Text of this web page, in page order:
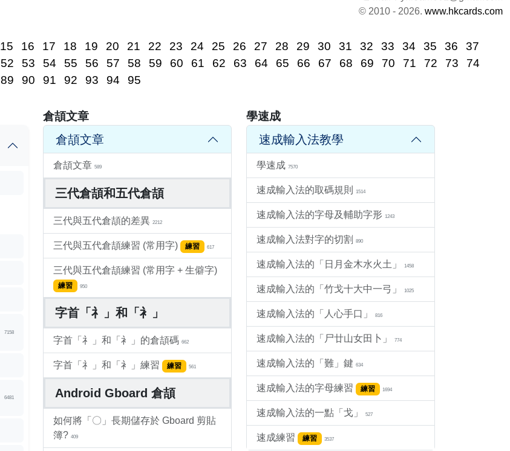
© 2010 - 2026. www.hkcards.com
15 16 17 18 19 20 21 22 23 24 25 26 27 28 29 30 31 32 33 34 35 36
37
52 53 54 55 56 57 58 59 60 61 62 63 64 65 66 67 68 69 70 71 72 73
74
89 90 91 92 93 94 95
7158
6481
倉頡文章
倉頡文章
倉頡文章 589
三代倉頡和五代倉頡
三代與五代倉頡的差異 2212
三代與五代倉頡練習 (常用字) 練習 617
三代與五代倉頡練習 (常用字 + 生僻字)
練習 950
字首「礻」和「衤」
字首「礻」和「衤」的倉頡碼 662
字首「礻」和「衤」練習 練習 561
Android Gboard 倉頡
如何將「〇」長期儲存於 Gboard 剪貼
簿? 409
學速成
速成輸入法教學
學速成 7570
速成輸入法的取碼規則 1514
速成輸入法的字母及輔助字形 1243
速成輸入法對字的切割 890
速成輸入法的「日月金木水火土」 1458
速成輸入法的「竹戈十大中一弓」 1025
速成輸入法的「人心手口」 816
速成輸入法的「尸廿山女田卜」 774
速成輸入法的「難」鍵 634
速成輸入法的字母練習 練習 1694
速成輸入法的一點「戈」 527
速成練習 練習 3537